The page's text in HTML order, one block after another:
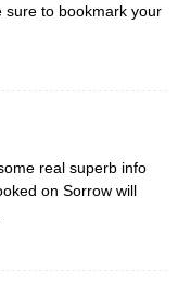
sure to bookmark your
real superb info
on Sorrow will